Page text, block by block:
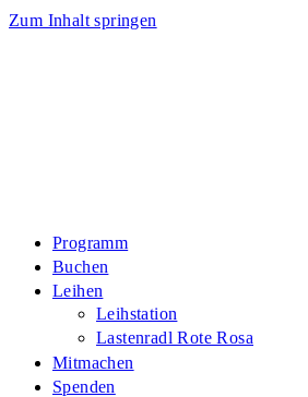
Zum Inhalt springen
Programm
Buchen
Leihen
Leihstation
Lastenradl Rote Rosa
Mitmachen
Spenden